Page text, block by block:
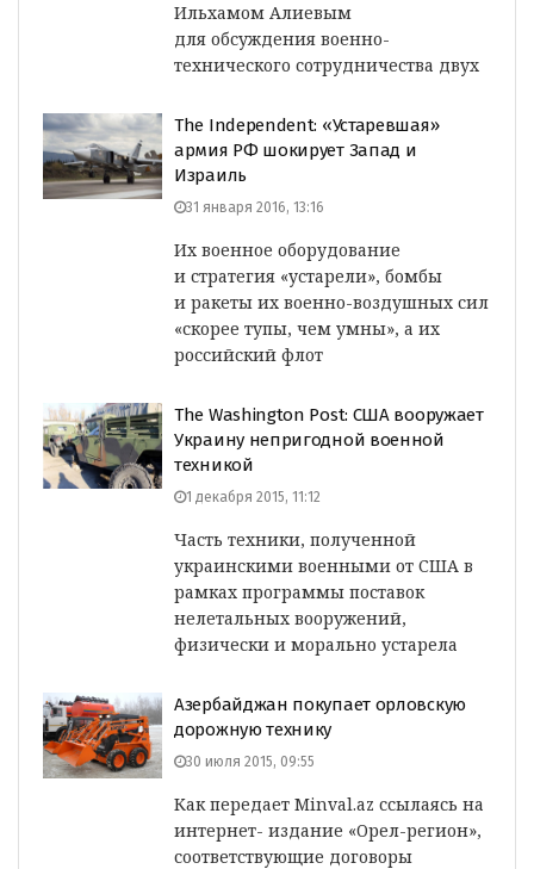
Ильхамом Алиевым
для обсуждения военно-
технического сотрудничества двух
The Independent: «Устаревшая»
армия РФ шокирует Запад и
Израиль
31 января 2016, 13:16
Их военное оборудование
и стратегия «устарели», бомбы
и ракеты их военно-воздушных сил
«скорее тупы, чем умны», а их
российский флот
The Washington Post: США вооружает
Украину непригодной военной
техникой
1 декабря 2015, 11:12
Часть техники, полученной
украинскими военными от США в
рамках программы поставок
нелетальных вооружений,
физически и морально устарела
Азербайджан покупает орловскую
дорожную технику
30 июля 2015, 09:55
Как передает Minval.az ссылаясь на
интернет- издание «Орел-регион»,
соответствующие договоры